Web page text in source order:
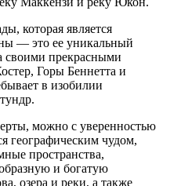
которая является
— это ее уникальный
своими прекрасными
Горы Беннетта и
в изобилии
можно с уверенностью
географическим чудом,
пространства,
и богатую
озера и реки, а также